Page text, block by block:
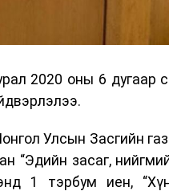
2020 оны 6 дугаар
Улсын Засгийн
“Эдийн засаг,
1 тэрбум иен,